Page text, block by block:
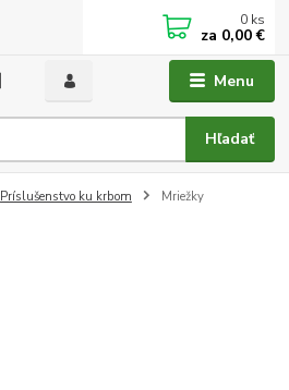
Menu
Hľadať
0 ks
za 0,00 €
Príslušenstvo ku krbom Mriežky